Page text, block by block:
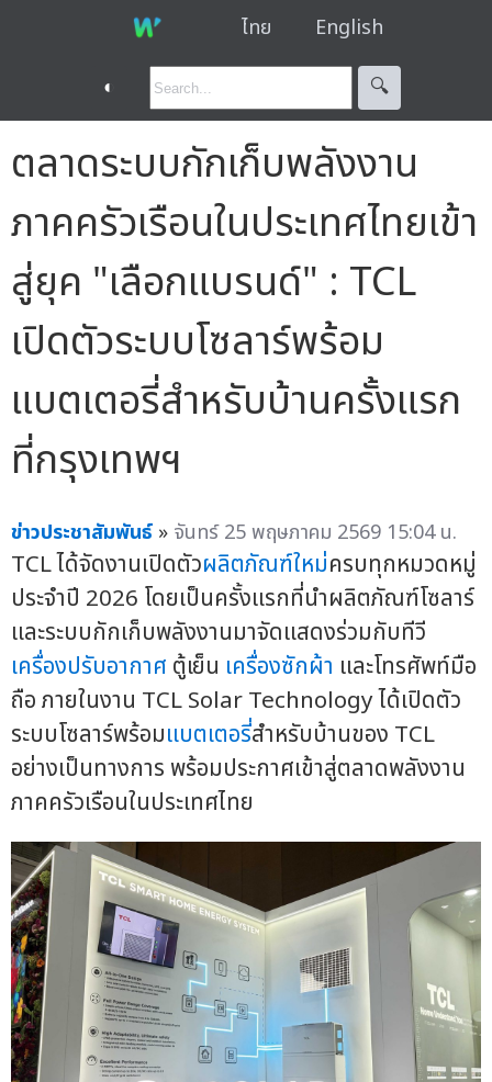
ไทย English
◐ 🔍︎
ตลาดระบบกักเก็บพลังงาน
ภาคครัวเรือนในประเทศไทยเข้า
สู่ยุค "เลือกแบรนด์" : TCL
เปิดตัวระบบโซลาร์พร้อม
แบตเตอรี่สำหรับบ้านครั้งแรก
ที่กรุงเทพฯ
ข่าวประชาสัมพันธ์ » จันทร์ 25 พฤษภาคม 2569 15:04 น.
TCL ได้จัดงานเปิดตัวผลิตภัณฑ์ใหม่ครบทุกหมวดหมู่
ประจำปี 2026 โดยเป็นครั้งแรกที่นำผลิตภัณฑ์โซลาร์
และระบบกักเก็บพลังงานมาจัดแสดงร่วมกับทีวี
เครื่องปรับอากาศ ตู้เย็น เครื่องซักผ้า และโทรศัพท์มือ
ถือ ภายในงาน TCL Solar Technology ได้เปิดตัว
ระบบโซลาร์พร้อมแบตเตอรี่สำหรับบ้านของ TCL
อย่างเป็นทางการ พร้อมประกาศเข้าสู่ตลาดพลังงาน
ภาคครัวเรือนในประเทศไทย